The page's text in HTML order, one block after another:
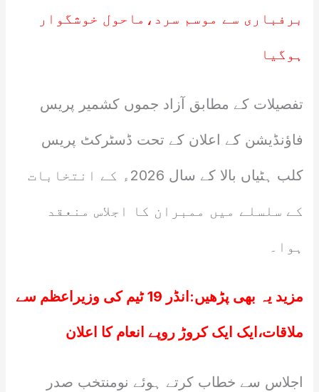
برفباری سے موسم سرد،ماحول خوشگوار
ہوگیا
تفصیلات کے مطابق آزاد جموں کشمیر پریس
فاؤنڈیشن کے اعلان کے تحت ڈسٹرکٹ پریس
کلب ہٹیاں بالا کے سال 2026ء کے انتخابات
کے سلسلے میں ممبران کا اجلاس منعقد
ہوا۔
مزید یہ بھی پڑھیں: انڈر 19 ٹیم کی وزیراعظم سے
ملاقات،ایک ایک کروڑ روپے انعام کا اعلان
اجلاس سے خطاب کرتے ہوئے نومنتخب صدر